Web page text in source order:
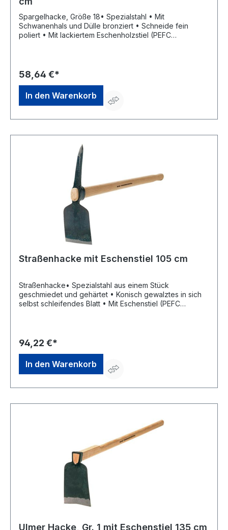
Spargelhacke, Größe 18• Spezialstahl • Mit
Schwanenhals und Dülle bronziert • Schneide fein
poliert • Mit lackiertem Eschenholzstiel (PEFC
58,64 €*
In den Warenkorb
Straßenhacke mit Eschenstiel 105 cm
Straßenhacke• Spezialstahl aus einem Stück
geschmiedet und gehärtet • Konisch gewalztes in sich
selbst schleifendes Blatt • Mit Eschenstiel (PEFC
94,22 €*
In den Warenkorb
Ulmer Hacke, Gr. 1 mit Eschenstiel 135 cm